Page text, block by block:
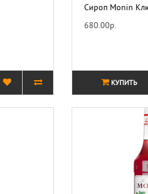
Сироп Monin
680.00р.
КУПИТЬ